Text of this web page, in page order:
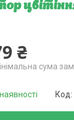
цвітіння
₴
сума
Код: